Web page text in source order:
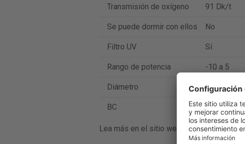
Transmisión de oxígeno 91 Dk/t
Se puede dormir con ellos No
Filtro UV Sí
Rango de potencia -10 a 5
Diámetro 14.2
BC 8.4
Lea más en el sitio web del fabricante: